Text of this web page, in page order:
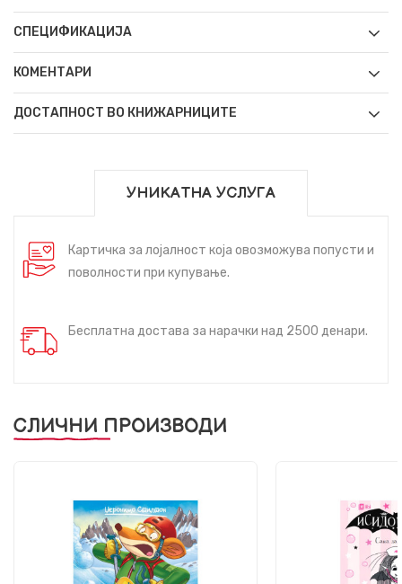
СПЕЦИФИКАЦИЈА
КОМЕНТАРИ
ДОСТАПНОСТ ВО КНИЖАРНИЦИТЕ
УНИКАТНА УСЛУГА
Картичка за лојалност која овозможува попусти и
поволности при купување.
Бесплатна достава за нарачки над 2500 денари.
СЛИЧНИ ПРОИЗВОДИ